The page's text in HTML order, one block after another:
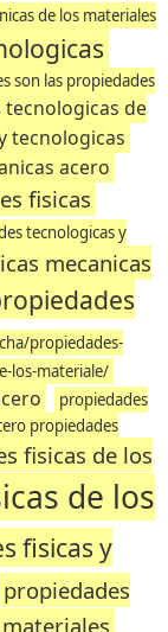
de los materiales
son las propiedades
de
tecnologicas
acero
fisicas
tecnologicas y
mecanicas
propiedades-
los-materiale/
propiedades
propiedades
fisicas de los
de los
fisicas y
propiedades